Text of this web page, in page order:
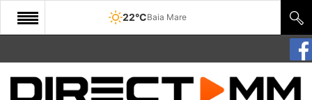
22°CBaia Mare
START
COMUNITATE